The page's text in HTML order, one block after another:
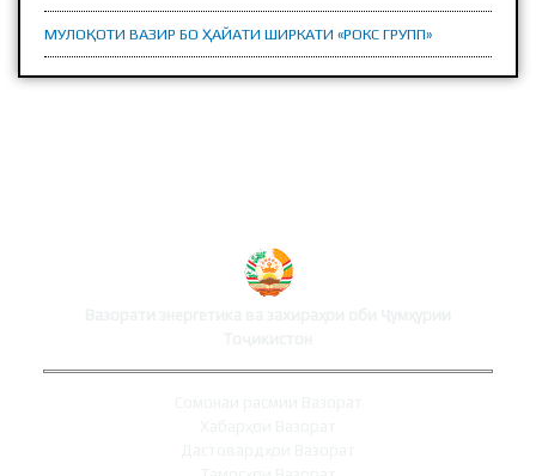
МУЛОҚОТИ ВАЗИР БО ҲАЙАТИ ШИРКАТИ «РОКС ГРУПП»